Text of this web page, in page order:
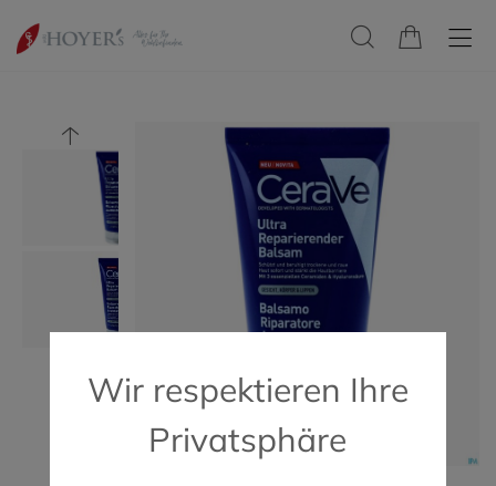
Wir respektieren Ihre
Privatsphäre